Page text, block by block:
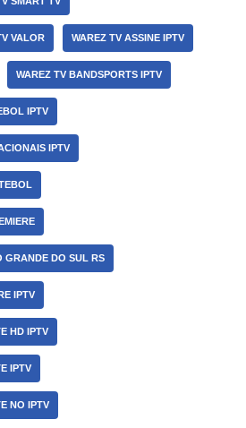
VALOR WAREZ TV ASSINE IPTV
WAREZ TV BANDSPORTS IPTV
IPTV
IPTV
GRANDE DO SUL RS
IPTV
HD IPTV
IPTV
NO IPTV